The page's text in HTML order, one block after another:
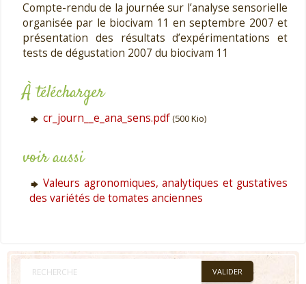
Compte-rendu de la journée sur l’analyse sensorielle
organisée par le biocivam 11 en septembre 2007 et
présentation des résultats d’expérimentations et
tests de dégustation 2007 du biocivam 11
À télécharger
cr_journ__e_ana_sens.pdf(500 Kio)
voir aussi
Valeurs agronomiques, analytiques et gustatives
des variétés de tomates anciennes